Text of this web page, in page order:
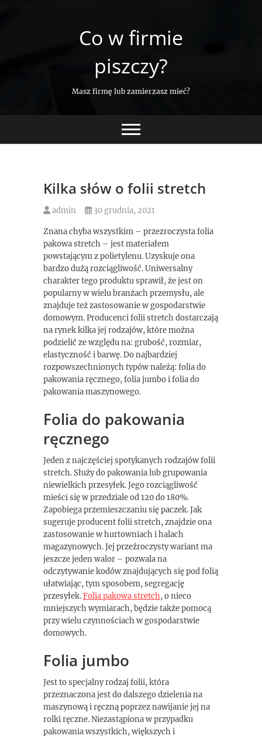
Co w firmie
piszczy?
Masz firmę lub zamierzasz mieć?
Kilka słów o folii stretch
admin 30 grudnia, 2021
Znana chyba wszystkim – przezroczysta folia
pakowa stretch – jest materiałem
powstającym z polietylenu. Uzyskuje ona
bardzo dużą rozciągliwość. Uniwersalny
charakter tego produktu sprawił, że jest on
popularny w wielu branżach przemysłu, ale
znajduje też zastosowanie w gospodarstwie
domowym. Producenci folii stretch dostarczają
na rynek kilka jej rodzajów, które można
podzielić ze względu na: grubość, rozmiar,
elastyczność i barwę. Do najbardziej
rozpowszechnionych typów należą: folia do
pakowania ręcznego, folia jumbo i folia do
pakowania maszynowego.
Folia do pakowania
ręcznego
Jeden z najczęściej spotykanych rodzajów folii
stretch. Służy do pakowania lub grupowania
niewielkich przesyłek. Jego rozciągliwość
mieści się w przedziale od 120 do 180%.
Zapobiega przemieszczaniu się paczek. Jak
sugeruje producent folii stretch, znajdzie ona
zastosowanie w hurtowniach i halach
magazynowych. Jej przeźroczysty wariant ma
jeszcze jeden walor – pozwala na
odczytywanie kodów znajdujących się pod folią
ułatwiając, tym sposobem, segregację
przesyłek.Folia pakowa stretch, o nieco
mniejszych wymiarach, będzie także pomocą
przy wielu czynnościach w gospodarstwie
domowych.
Folia jumbo
Jest to specjalny rodzaj folii, która
przeznaczona jest do dalszego dzielenia na
maszynową i ręczną poprzez nawijanie jej na
rolki ręczne. Niezastąpiona w przypadku
pakowania wszystkich, większych i